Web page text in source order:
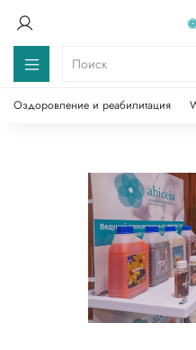
Оздоровление и реабилитация